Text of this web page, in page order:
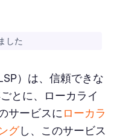
した
）は、信頼できな
とに、ローカライ
サービスに ローカラ
グし、このサービス